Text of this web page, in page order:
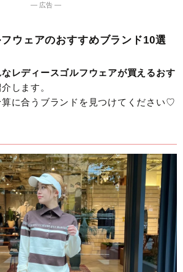
― 広告 ―
ウェアのおすすめブランド10選
レディースゴルフウェアが買えるおす
します。
に合うブランドを見つけてください♡